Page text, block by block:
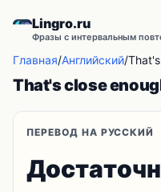
Lingro.ru
Фразы с интервальным
Главная/Английский/
That's close
ПЕРЕВОД НА РУССКИЙ